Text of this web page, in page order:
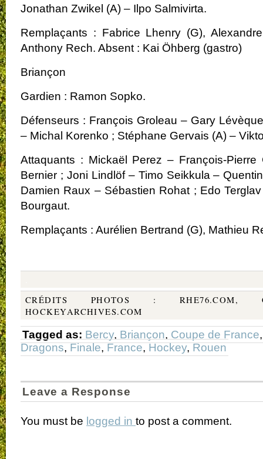
Jonathan Zwikel (A) – Ilpo Salmivirta.
Remplaçants : Fabrice Lhenry (G),
Anthony Rech. Absent : Kai Öhberg (gastro)
Briançon
Gardien : Ramon Sopko.
Défenseurs : François Groleau – Gary
– Michal Korenko ; Stéphane Gervais (A) –
Attaquants : Mickaël Perez – François-Pierre
Bernier ; Joni Lindlöf – Timo Seikkula –
Damien Raux – Sébastien Rohat ; Edo
Bourgaut.
Remplaçants : Aurélien Bertrand (G), Mathieu
CRÉDITS PHOTOS : RHE76.COM,
HOCKEYARCHIVES.COM
Tagged as: Bercy, Briançon, Coupe de France
Dragons, Finale, France, Hockey, Rouen
Leave a Response
You must be logged in to post a comment.